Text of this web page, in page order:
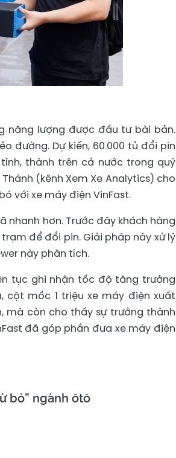
năng lượng được đầu tư bài bản.
đường. Dự kiến, 60.000 tủ đổi pin
thành trên cả nước trong quý
(kênh Xem Xe Analytics) cho
với xe máy điện VinFast.
nhanh hơn. Trước đây khách hàng
để đổi pin. Giải pháp này xử lý
này phân tích.
tục ghi nhận tốc độ tăng trưởng
cột mốc 1 triệu xe máy điện xuất
mà còn cho thấy sự trưởng thành
đã góp phần đưa xe máy điện
bỏ” ngành ôtô